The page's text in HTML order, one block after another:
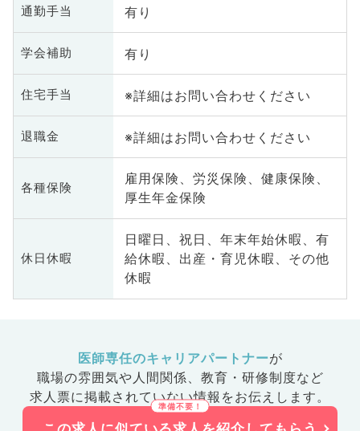
通勤手当 有り
学会補助 有り
住宅手当 ※詳細はお問い合わせください
退職金 ※詳細はお問い合わせください
各種保険
雇用保険、労災保険、健康保険、
厚生年金保険
休日休暇
日曜日、祝日、年末年始休暇、有
給休暇、出産・育児休暇、その他
休暇
医師専任のキャリアパートナーが
職場の雰囲気や人間関係、 教育・研修制度など
求人票に掲載されていない情報をお伝えします。